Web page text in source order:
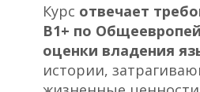
Курс отвечает
В1+ по
оценки владения
истории,